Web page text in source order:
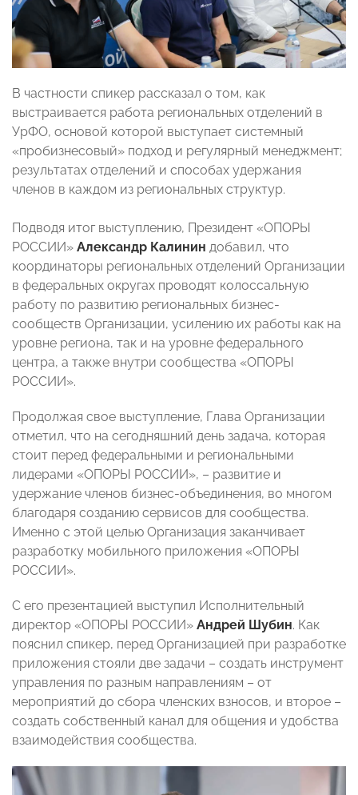
В частности спикер рассказал о том, как
выстраивается работа региональных отделений в
УрФО, основой которой выступает системный
«пробизнесовый» подход и регулярный менеджмент;
результатах отделений и способах удержания
членов в каждом из региональных структур.
Подводя итог выступлению, Президент «ОПОРЫ
РОССИИ» Александр Калинин добавил, что
координаторы региональных отделений Организации
в федеральных округах проводят колоссальную
работу по развитию региональных бизнес-
сообществ Организации, усилению их работы как на
уровне региона, так и на уровне федерального
центра, а также внутри сообщества «ОПОРЫ
РОССИИ».
Продолжая свое выступление, Глава Организации
отметил, что на сегодняшний день задача, которая
стоит перед федеральными и региональными
лидерами «ОПОРЫ РОССИИ», – развитие и
удержание членов бизнес-объединения, во многом
благодаря созданию сервисов для сообщества.
Именно с этой целью Организация заканчивает
разработку мобильного приложения «ОПОРЫ
РОССИИ».
С его презентацией выступил Исполнительный
директор «ОПОРЫ РОССИИ» Андрей Шубин. Как
пояснил спикер, перед Организацией при разработке
приложения стояли две задачи – создать инструмент
управления по разным направлениям – от
мероприятий до сбора членских взносов, и второе –
создать собственный канал для общения и удобства
взаимодействия сообщества.